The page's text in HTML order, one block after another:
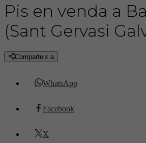
Pis en venda a
(Sant Gervasi
Comparteix a
WhatsApp
Facebook
X